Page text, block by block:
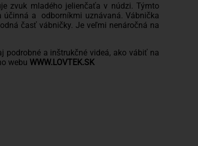
zvuk mladého jelienčaťa v núdzi. Týmto
účinná a odborníkmi uznávaná. Vábnička
časť vábničky. Je veľmi nenáročná na
podrobné a inštrukčné videá, ako vábiť na
webu WWW.LOVTEK.SK